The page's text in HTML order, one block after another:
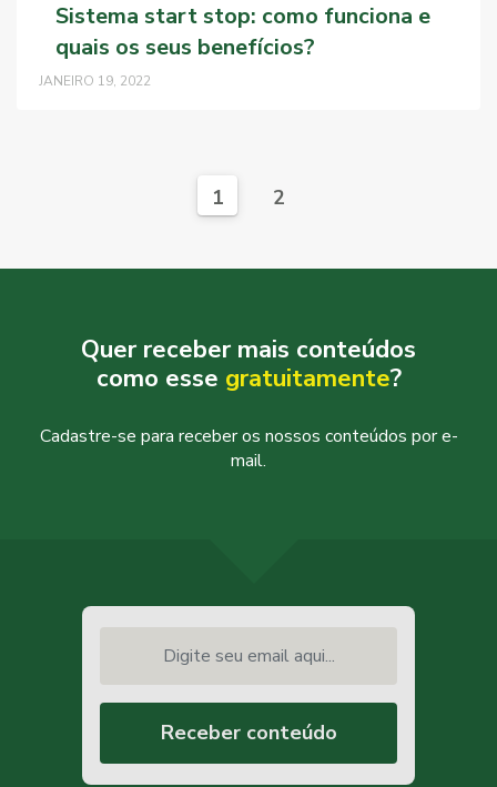
Sistema start stop: como funciona e
quais os seus benefícios?
JANEIRO 19, 2022
1 2
Quer receber mais conteúdos
como esse gratuitamente?
Cadastre-se para receber os nossos conteúdos por e-
mail.
Receber conteúdo